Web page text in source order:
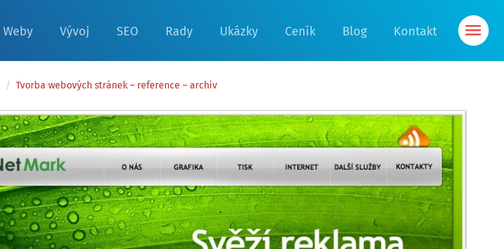
Weby Vývoj SEO Rady Ukázky Ceník Blog Kontakt
/ Tvorba webových stránek – reference – archiv